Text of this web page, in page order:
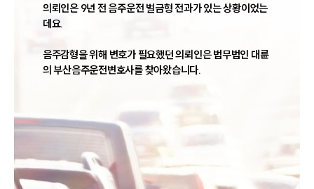
의뢰인은 9년 전 음주운전 벌금형 전과가 있는 상황이었는
데요.
음주감형을 위해 변호가 필요했던 의뢰인은 법무법인 대륜
의 부산음주운전변호사를 찾아왔습니다.